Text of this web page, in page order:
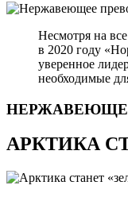
Несмотря на
в 2020 году
уверенное
необходимые
АРКТИКА